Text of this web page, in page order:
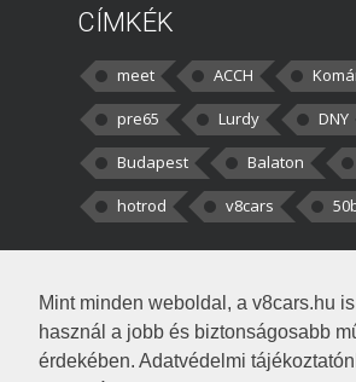
Mint minden weboldal, a v8cars.hu
használ a jobb és biztonságosabb
érdekében. Adatvédelmi
CÍMKÉK
meet ACCH
pre65
Lurdy
DNY
Budapest
Balaton
hotrod
v8cars
kortisz:Elszúrtam! Én
darabbaal számoltam. Nem tudtam,